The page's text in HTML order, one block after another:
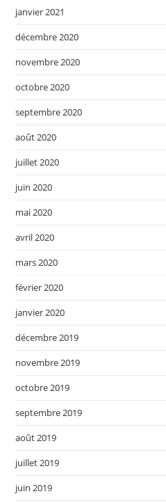
janvier 2021
décembre 2020
novembre 2020
octobre 2020
septembre 2020
août 2020
juillet 2020
juin 2020
mai 2020
avril 2020
mars 2020
février 2020
janvier 2020
décembre 2019
novembre 2019
octobre 2019
septembre 2019
août 2019
juillet 2019
juin 2019